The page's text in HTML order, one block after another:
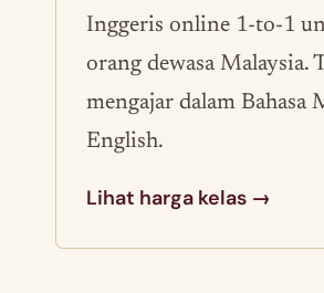
Inggeris online 1-to-1
orang dewasa Malaysia.
mengajar dalam Bahasa
English.
Lihat harga kelas →